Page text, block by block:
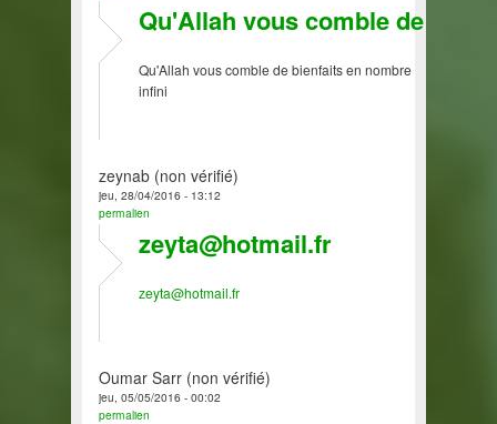
Qu'Allah vous comble de
Qu'Allah vous comble de bienfaits en nombre
infini
zeynab (non vérifié)
jeu, 28/04/2016 - 13:12
permalien
zeyta@hotmail.fr
zeyta@hotmail.fr
Oumar Sarr (non vérifié)
jeu, 05/05/2016 - 00:02
permalien